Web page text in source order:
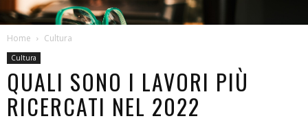
Home Cultura
Cultura
QUALI SONO I LAVORI PIÙ
RICERCATI NEL 2022